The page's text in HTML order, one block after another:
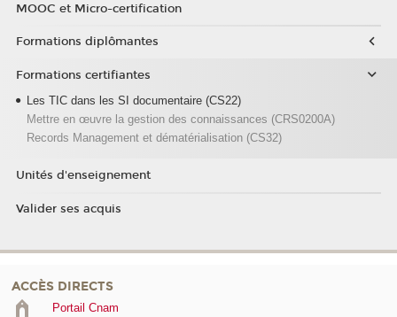
MOOC et Micro-certification
Formations diplômantes
Formations certifiantes
Les TIC dans les SI documentaire (CS22)
Mettre en œuvre la gestion des connaissances (CRS0200A)
Records Management et dématérialisation (CS32)
Unités d'enseignement
Valider ses acquis
ACCÈS DIRECTS
Portail Cnam